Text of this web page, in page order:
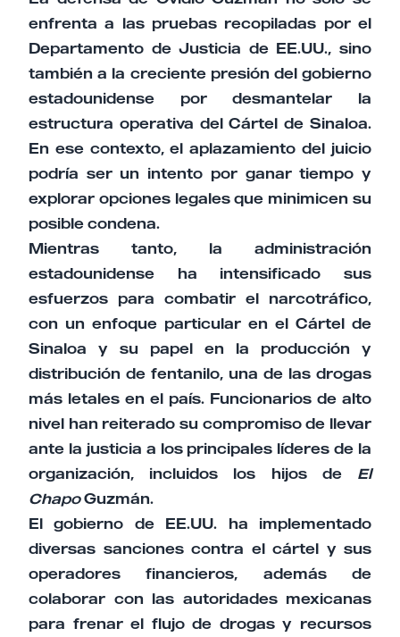
enfrenta a las pruebas recopiladas por el
Departamento de Justicia de EE.UU., sino
también a la creciente presión del gobierno
estadounidense por desmantelar la
estructura operativa del Cártel de Sinaloa.
En ese contexto, el aplazamiento del juicio
podría ser un intento por ganar tiempo y
explorar opciones legales que minimicen su
posible condena.
Mientras tanto, la administración
estadounidense ha intensificado sus
esfuerzos para combatir el narcotráfico,
con un enfoque particular en el Cártel de
Sinaloa y su papel en la producción y
distribución de fentanilo, una de las drogas
más letales en el país. Funcionarios de alto
nivel han reiterado su compromiso de llevar
ante la justicia a los principales líderes de la
organización, incluidos los hijos de El
ChapoGuzmán.
El gobierno de EE.UU. ha implementado
diversas sanciones contra el cártel y sus
operadores financieros, además de
colaborar con las autoridades mexicanas
para frenar el flujo de drogas y recursos